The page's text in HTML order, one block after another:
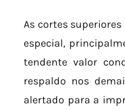
As cortes
especial,
tendente valor
respaldo nos
alertado para a